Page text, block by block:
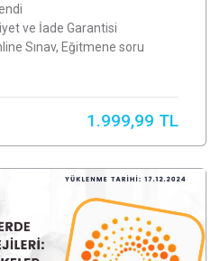
ve İade Garantisi
Sınav, Eğitmene soru
1.999,99 TL